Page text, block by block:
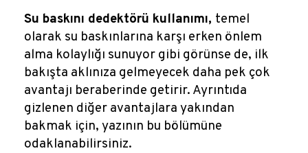
Su baskını dedektörü kullanımı, temel
olarak su baskınlarına karşı erken önlem
alma kolaylığı sunuyor gibi görünse de, ilk
bakışta aklınıza gelmeyecek daha pek çok
avantajı beraberinde getirir. Ayrıntıda
gizlenen diğer avantajlara yakından
bakmak için, yazının bu bölümüne
odaklanabilirsiniz.